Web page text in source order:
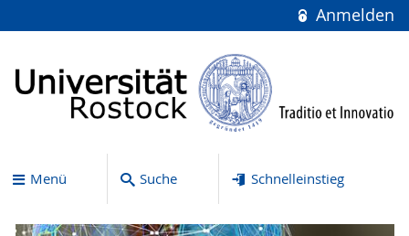
Anmelden
Menü Suche Schnelleinstieg